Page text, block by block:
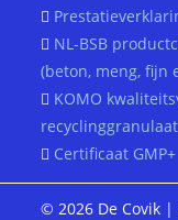
NL-BSB
(beton, meng, fijn
KOMO
recyclinggranulaat
Certificaat GMP+
© 2026 De Covik |